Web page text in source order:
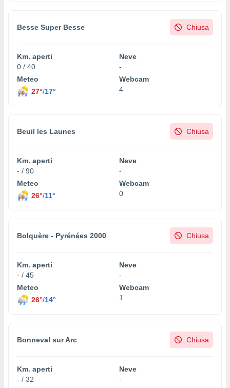
Besse Super Besse Chiusa
Km. aperti
0 / 40
Neve
-
Meteo
27°/17°
Webcam
4
Beuil les Launes Chiusa
Km. aperti
- / 90
Neve
-
Meteo
26°/11°
Webcam
0
Bolquère - Pyrénées 2000 Chiusa
Km. aperti
- / 45
Neve
-
Meteo
26°/14°
Webcam
1
Bonneval sur Arc Chiusa
Km. aperti
- / 32
Neve
-